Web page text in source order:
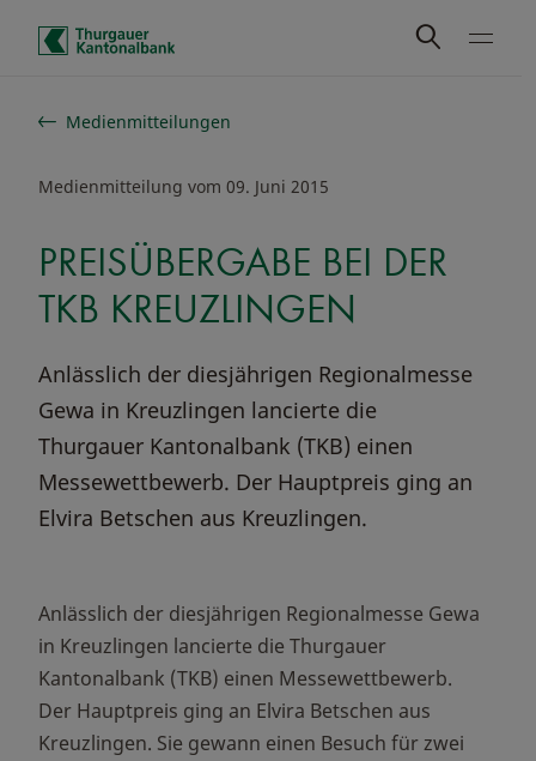
Schnelle Navigation
Medienmitteilungen
Medienmitteilung vom 09. Juni 2015
PREISÜBERGABE BEI DER
TKB KREUZLINGEN
Anlässlich der diesjährigen Regionalmesse
Gewa in Kreuzlingen lancierte die
Thurgauer Kantonalbank (TKB) einen
Messewettbewerb. Der Hauptpreis ging an
Elvira Betschen aus Kreuzlingen.
Anlässlich der diesjährigen Regionalmesse Gewa
in Kreuzlingen lancierte die Thurgauer
Kantonalbank (TKB) einen Messewettbewerb.
Der Hauptpreis ging an Elvira Betschen aus
Kreuzlingen. Sie gewann einen Besuch für zwei